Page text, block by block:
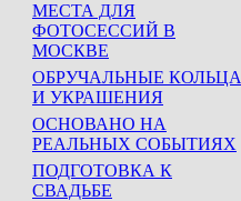
МЕСТА ДЛЯ
ФОТОСЕССИЙ В
МОСКВЕ
ОБРУЧАЛЬНЫЕ КОЛЬЦА
И УКРАШЕНИЯ
ОСНОВАНО НА
РЕАЛЬНЫХ СОБЫТИЯХ
ПОДГОТОВКА К
СВАДЬБЕ